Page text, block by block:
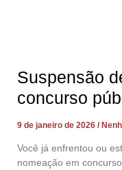
Suspensão
concurso
9 de janeiro de 2026
Você já enfrentou ou
nomeação em